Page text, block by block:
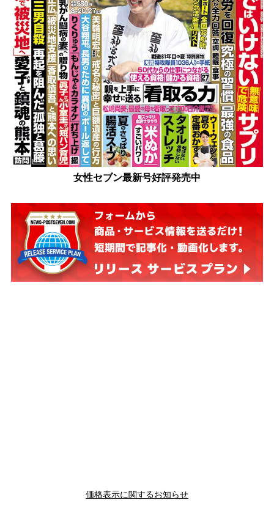
女性セブン最新号好評発売中
価格表示に関するお知らせ